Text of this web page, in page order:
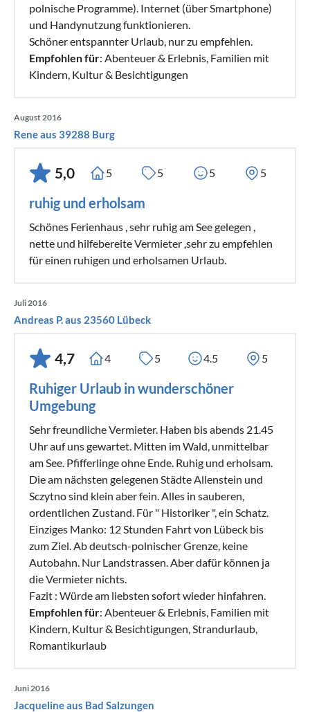
polnische Programme). Internet (über Smartphone)
und Handynutzung funktionieren.
Schöner entspannter Urlaub, nur zu empfehlen.
Empfohlen für: Abenteuer & Erlebnis, Familien mit
Kindern, Kultur & Besichtigungen
August 2016
Rene aus 39288 Burg
5,0 5 5 5 5
ruhig und erholsam
Schönes Ferienhaus , sehr ruhig am See gelegen ,
nette und hilfebereite Vermieter ,sehr zu empfehlen
für einen ruhigen und erholsamen Urlaub.
Juli 2016
Andreas P. aus 23560 Lübeck
4,7 4 5 4.5 5
Ruhiger Urlaub in wunderschöner
Umgebung
Sehr freundliche Vermieter. Haben bis abends 21.45
Uhr auf uns gewartet. Mitten im Wald, unmittelbar
am See. Pfifferlinge ohne Ende. Ruhig und erholsam.
Die am nächsten gelegenen Städte Allenstein und
Sczytno sind klein aber fein. Alles in sauberen,
ordentlichen Zustand. Für " Historiker ", ein Schatz.
Einziges Manko: 12 Stunden Fahrt von Lübeck bis
zum Ziel. Ab deutsch-polnischer Grenze, keine
Autobahn. Nur Landstrassen. Aber dafür können ja
die Vermieter nichts.
Fazit : Würde am liebsten sofort wieder hinfahren.
Empfohlen für: Abenteuer & Erlebnis, Familien mit
Kindern, Kultur & Besichtigungen, Strandurlaub,
Romantikurlaub
Juni 2016
Jacqueline aus Bad Salzungen